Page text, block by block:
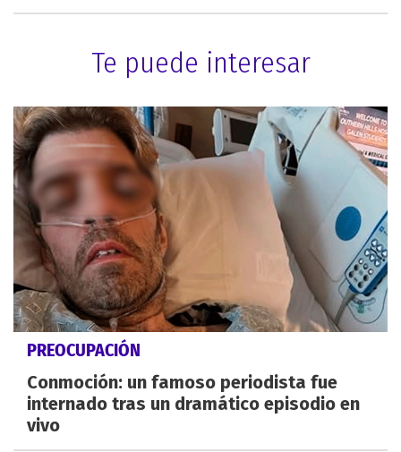
Te puede interesar
PREOCUPACIÓN
Conmoción: un famoso periodista fue
internado tras un dramático episodio en
vivo